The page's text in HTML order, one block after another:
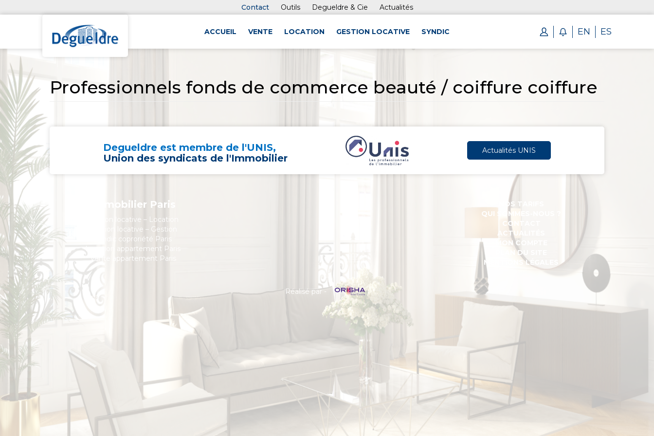
Contact Outils Degueldre & Cie Actualités
ACCUEIL VENTE LOCATION GESTION LOCATIVE SYNDIC EN ES
Professionnels fonds de commerce beauté / coiffure coiffure
Degueldre est membre de l'UNIS,
Union des syndicats de l'Immobilier
Actualités UNIS
Immobilier Paris
Gestion locative – Location
Gestion locative – Gestion
Syndic coproriété Paris
Location appartement Paris
Vente appartement Paris
NOS TARIFS
QUI SOMMES-NOUS ?
CONTACT
ACTUALITÉS
MON COMPTE
PLAN DU SITE
MENTIONS LÉGALES
Réalisé par -